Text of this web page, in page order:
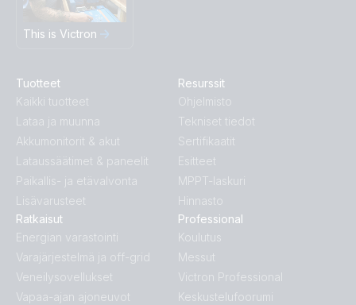
This is Victron
Tuotteet
Kaikki tuotteet
Lataa ja muunna
Akkumonitorit & akut
Lataussäätimet & paneelit
Paikallis- ja etävalvonta
Lisävarusteet
Ratkaisut
Energian varastointi
Varajärjestelmä ja off-grid
Veneilysovellukset
Vapaa-ajan ajoneuvot
Resurssit
Ohjelmisto
Tekniset tiedot
Sertifikaatit
Esitteet
MPPT-laskuri
Hinnasto
Professional
Koulutus
Messut
Victron Professional
Keskustelufoorumi